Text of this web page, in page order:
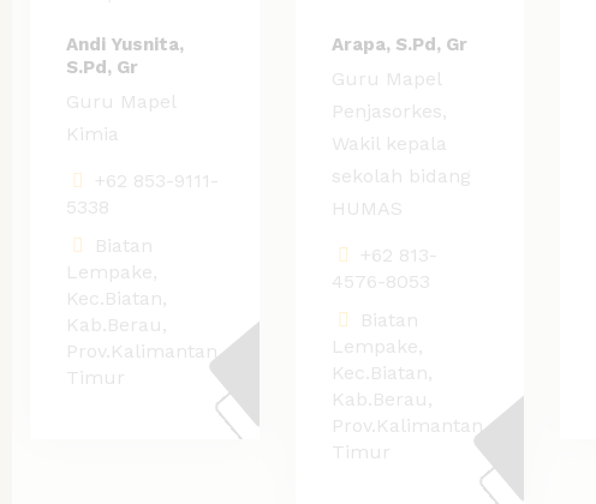
Andi Yusnita,
S.Pd, Gr
Guru Mapel
Kimia
+62 853-9111-
5338
Biatan
Lempake,
Kec.Biatan,
Kab.Berau,
Prov.Kalimantan
Timur
Arapa, S.Pd, Gr
Guru Mapel
Penjasorkes,
Wakil kepala
sekolah bidang
HUMAS
+62 813-
4576-8053
Biatan
Lempake,
Kec.Biatan,
Kab.Berau,
Prov.Kalimantan
Timur